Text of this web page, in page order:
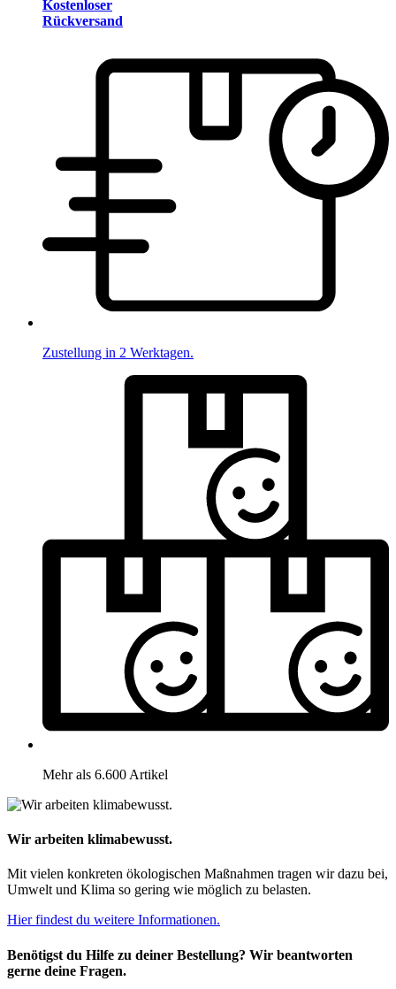
Kostenloser
Rückversand
Zustellung in 2 Werktagen.
Mehr als 6.600 Artikel
Wir arbeiten klimabewusst.
Mit vielen konkreten ökologischen Maßnahmen tragen wir dazu bei,
Umwelt und Klima so gering wie möglich zu belasten.
Hier findest du weitere Informationen.
Benötigst du Hilfe zu deiner Bestellung? Wir beantworten
gerne deine Fragen.